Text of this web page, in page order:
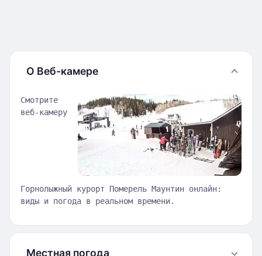
О Веб-камере
Смотрите
веб-камеру
Горнолыжный курорт Померель Маунтин онлайн:
виды и погода в реальном времени.
Местная погода